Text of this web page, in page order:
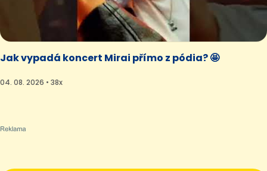
Jak vypadá koncert Mirai přímo z pódia? 🤩
04. 08. 2026 • 38x